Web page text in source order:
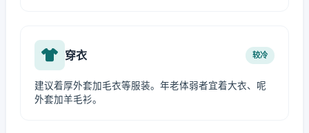
穿衣 较冷
建议着厚外套加毛衣等服装。年老体弱者宜着大衣、呢
外套加羊毛衫。